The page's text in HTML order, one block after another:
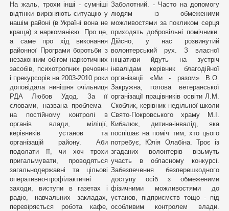
На жаль, трохи інші - сумніші
відтінки вирізняють ситуацію у
нашім районі (в Україні вона не
краща) з наркоманією. Про це,
а саме про хід виконання
районної Програми боротьби з
незаконним обігом наркотичних
засобів, психотропних речовин
і прекурсорів на 2003-2010 роки
доповідала нинішня очільниця
РДА Любов Удод. За її
словами, названа проблема -
на постійному контролі в
органів влади, міліції,
керівників установ та
організацій району. Аби
подолати її, чи хоч трохи
пригальмувати, проводяться
загальнодержавні та цільові
оперативно-профілактичні
заходи, виступи в газетах і
радіо, навчальних закладах,
перевіряється робота кафе,
Заболотний. - Часто на допомогу
людям із обмеженими
можливостями за покликом серця
приходять добровільні помічники.
Дійсно, у нас розвинутий
волонтерський рух. З власної
ініціативи йдуть на зустріч
інвалідам керівник благодійної
організації «Ми - разом» В.О.
Закружна, голова ветеранської
організації працівників освіти Л.М.
Скоблик, керівник недільної школи
Свято-Покровського храму М.І.
Кибалюк, дитина-інвалід, яка
поспішає на поміч тим, хто цього
потребує, Юлія Олабіна. Троє із
згаданих волонтерів візьмуть
участь в обласному конкурсі.
Забезпечення безперешкодного
доступу осіб з обмеженими
фізичними можливостями до
установ, підприємств тощо - під
особливим контролем влади.